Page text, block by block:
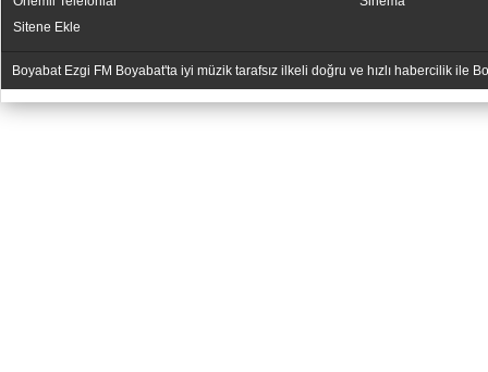
Sitene Ekle
Boyabat Ezgi FM Boyabat'ta iyi müzik tarafsız ilkeli doğru ve hızlı habercilik ile